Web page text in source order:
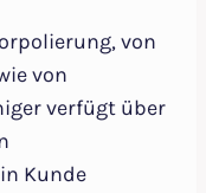
von
von
verfügt über
Kunde